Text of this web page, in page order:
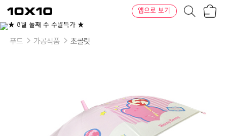
텐
바
텐
앱으로 보기
푸드 가공식품 초콜릿